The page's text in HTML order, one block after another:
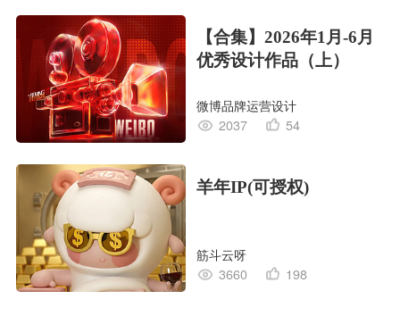
【合集】2026年1月-6月
优秀设计作品（上）
微博品牌运营设计
2037
54
羊年IP(可授权)
筋斗云呀
3660
198